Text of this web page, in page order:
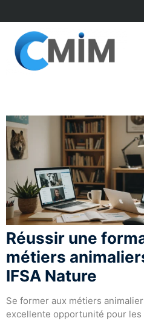
to
content
Réussir une
métiers
IFSA Nature
Se former aux métiers
excellente opportunité pour